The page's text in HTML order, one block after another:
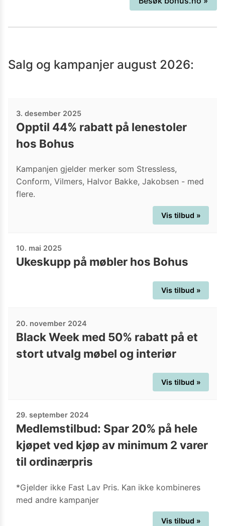
kroner i 2019. Deres verdier er
"Fristende", "Opptur" og "Troverdig".
etter møbler og inventar kan det derfor
Salg og kampanjer august 2026:
3. desember 2025
Opptil 44% rabatt på lenestoler
hos Bohus
Kampanjen gjelder merker som Stressless,
Conform, Vilmers, Halvor Bakke, Jakobsen - med
flere.
Vis tilbud »
10. mai 2025
Ukeskupp på møbler hos Bohus
Vis tilbud »
20. november 2024
Black Week med 50% rabatt på et
stort utvalg møbel og interiør
Vis tilbud »
29. september 2024
Medlemstilbud: Spar 20% på hele
kjøpet ved kjøp av minimum 2 varer
til ordinærpris
*Gjelder ikke Fast Lav Pris. Kan ikke kombineres
med andre kampanjer
Vis tilbud »